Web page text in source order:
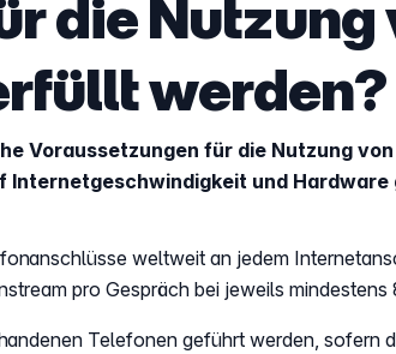
die Nutzung
werden?
Voraussetzungen für die Nutzung von
Internetgeschwindigkeit und Hardware
weltweit an jedem
pro Gespräch bei jeweils mindestens
Telefonen geführt werden, sofern